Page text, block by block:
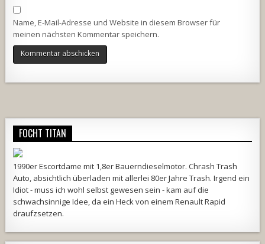
Name, E-Mail-Adresse und Website in diesem Browser für
meinen nächsten Kommentar speichern.
FOCHT TITAN
1990er Escortdame mit 1,8er Bauerndieselmotor. Chrash Trash
Auto, absichtlich überladen mit allerlei 80er Jahre Trash. Irgend ein
Idiot - muss ich wohl selbst gewesen sein - kam auf die
schwachsinnige Idee, da ein Heck von einem Renault Rapid
draufzsetzen.